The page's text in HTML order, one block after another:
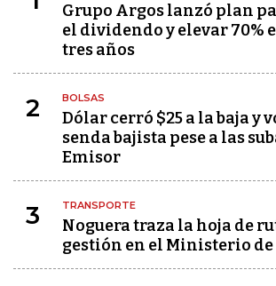
Grupo Argos lanzó plan
el dividendo y elevar 70%
tres años
2 BOLSAS
Dólar cerró $25 a la baja y
senda bajista pese a las
Emisor
3 TRANSPORTE
Noguera traza la hoja de
gestión en el Ministerio